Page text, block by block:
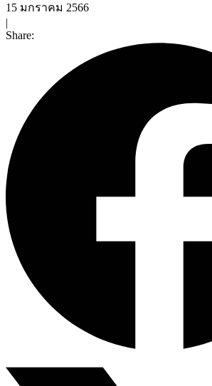
15 มกราคม 2566
|
Share: